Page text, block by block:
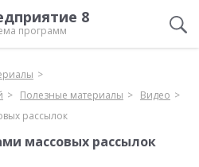
8
программ
Полезные материалы
Видео
рассылок
массовых рассылок